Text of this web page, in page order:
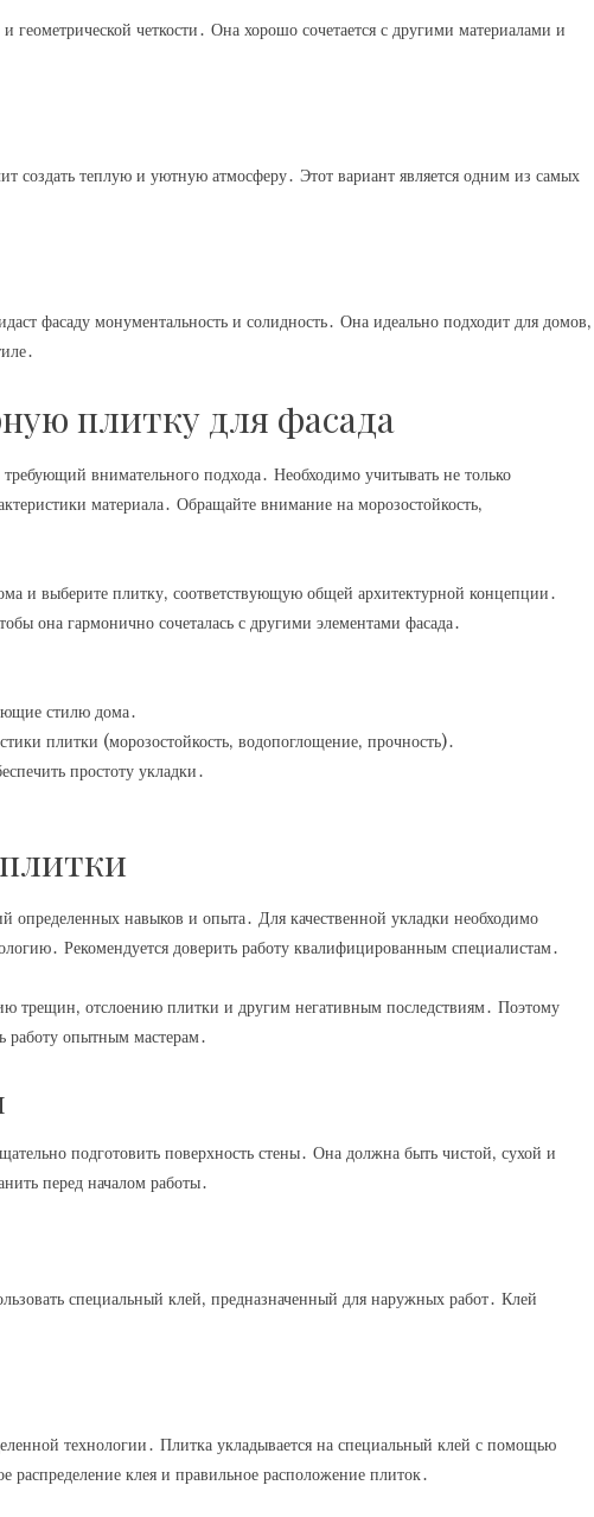
геометрической четкости․ Она хорошо сочетается с другими материалами и
создать теплую и уютную атмосферу․ Этот вариант является одним из самых
фасаду монументальность и солидность․ Она идеально подходит для домов‚
плитку для фасада
внимательного подхода․ Необходимо учитывать не только
материала․ Обращайте внимание на морозостойкость‚
и выберите плитку‚ соответствующую общей архитектурной концепции․
она гармонично сочеталась с другими элементами фасада․
стилю дома․
плитки (морозостойкость‚ водопоглощение‚ прочность)․
простоту укладки․
определенных навыков и опыта․ Для качественной укладки необходимо
Рекомендуется доверить работу квалифицированным специалистам․
трещин‚ отслоению плитки и другим негативным последствиям․ Поэтому
работу опытным мастерам․
подготовить поверхность стены․ Она должна быть чистой‚ сухой и
перед началом работы․
специальный клей‚ предназначенный для наружных работ․ Клей
технологии․ Плитка укладывается на специальный клей с помощью
распределение клея и правильное расположение плиток․